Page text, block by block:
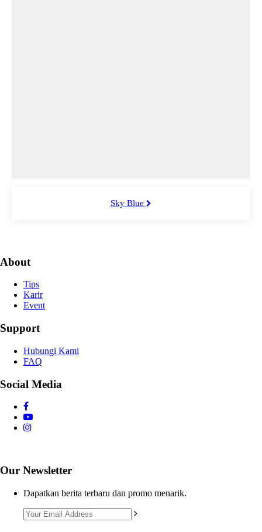
Sky Blue
About
Tips
Karir
Event
Support
Hubungi Kami
FAQ
Social Media
Our Newsletter
Dapatkan berita terbaru dan promo menarik.